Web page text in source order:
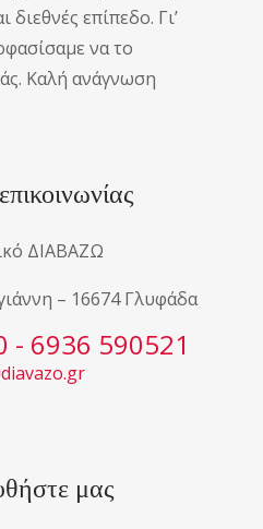
διεθνές επίπεδο. Γι’
να το
Καλή ανάγνωση
ΔΙΑΒΑΖΩ
– 16674 Γλυφάδα
- 6936 590521
μας